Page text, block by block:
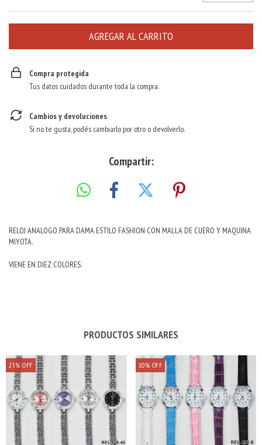
Compra protegida
Tus datos cuidados durante toda la compra.
Cambios y devoluciones
Si no te gusta, podés cambiarlo por otro o devolverlo.
Compartir:
RELOJ ANALOGO PARA DAMA ESTILO FASHION CON MALLA DE CUERO Y MAQUINA
MIYOTA.
VIENE EN DIEZ COLORES.
PRODUCTOS SIMILARES
25% OFF 10% OFF